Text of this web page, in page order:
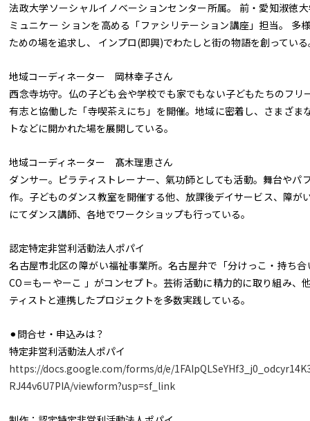
法政大学ソーシャルイノベーションセンター所属。 前・愛知淑徳
ミュニケー ションを高める「ファシリテーション講座」担当。 多
ための場を追求し、 インプロ(即興)でわたしと街の物語を創ってい
地域コーディネーター 岡林幸子さん
西念寺坊守。仏の子ども会や学校でも家でもない子どもたちのフリ
有志と協働した「寺喫茶えにち」を開催。地域に密着し、さまざま
トなどに開かれた場を展開している。
地域コーディネーター 髙木理恵さん
ダンサー。ピラティストレーナー、氣功師としても活動。舞台やパ
作。子どものダンス教室を開催する他、放課後デイサービス、障が
にてダンス講師、各地でワークショップも行っている。
認定特定非営利活動法人ポパイ
名古屋市北区の障がい福祉事業所。名古屋弁で「分けっこ・持ち
CO＝もーやーこ 」がコンセプト。芸術活動に精力的に取り組み、
ティストと連携したプロジェクトを多数実践している。
⚫︎問合せ・申込みは？
特定非営利活動法人ポパイ
https://docs.google.com/forms/d/e/
RJ44v6U7PIA/viewform?usp=sf_link